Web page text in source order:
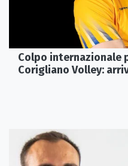
Colpo internazionale
Corigliano Volley: